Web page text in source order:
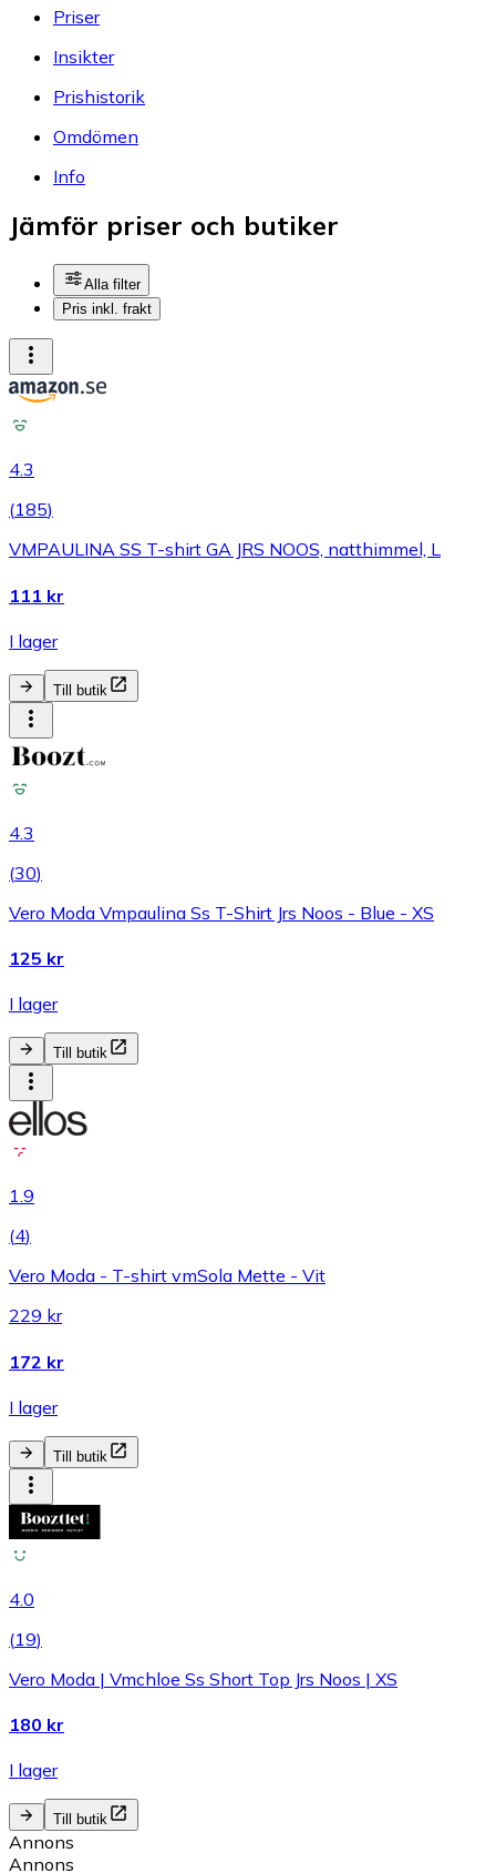
Priser
Insikter
Prishistorik
Omdömen
Info
Jämför priser och butiker
Alla filter
Pris inkl. frakt
4.3
(185)
VMPAULINA SS T-shirt GA JRS NOOS, natthimmel, L
111 kr
I lager
Till butik
4.3
(30)
Vero Moda Vmpaulina Ss T-Shirt Jrs Noos - Blue - XS
125 kr
I lager
Till butik
1.9
(4)
Vero Moda - T-shirt vmSola Mette - Vit
229 kr
172 kr
I lager
Till butik
4.0
(19)
Vero Moda | Vmchloe Ss Short Top Jrs Noos | XS
180 kr
I lager
Till butik
Annons
Annons